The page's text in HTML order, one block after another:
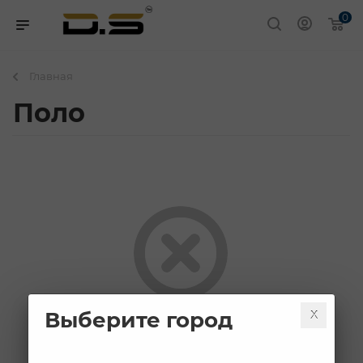
0
Главная
Поло
Выберите город